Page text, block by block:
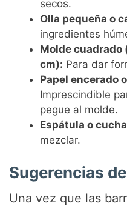
secos.
Olla pequeña o
ingredientes
Molde
cm): Para dar
Papel encerado
Imprescindible
pegue al molde.
Espátula o
mezclar.
Sugerencias
Una vez que las